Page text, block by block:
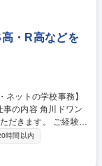
高・R高などを
だきます。 ご経験や
には下
ータ管理・分析 ・
（事務フローの構
時間以内